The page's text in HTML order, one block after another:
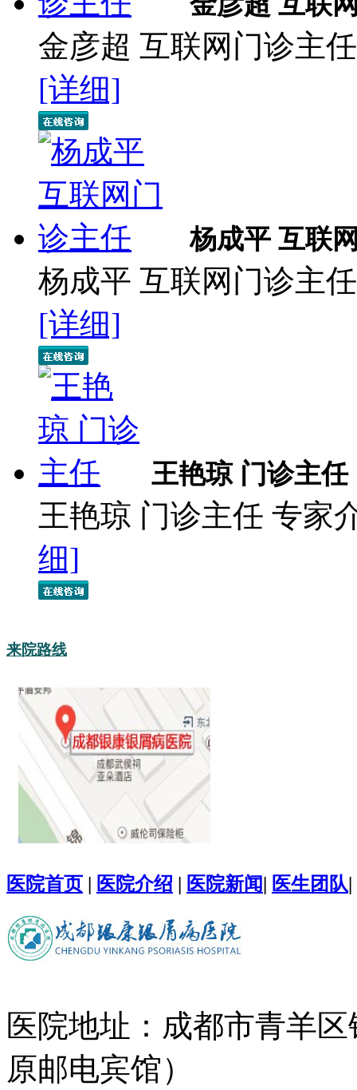
金彦超 互联网门诊主
[详细]
杨成平 互联
杨成平 互联网门诊主
[详细]
王艳琼 门诊主任
王艳琼 门诊主任 专家
细]
来院路线
医院首页 | 医院介绍 | 医院新闻| 医生团队|
医院地址：成都市青羊
原邮电宾馆）